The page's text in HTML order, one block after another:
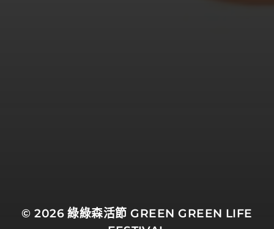
© 2026綠綠森活節 GREEN GREEN LIFE